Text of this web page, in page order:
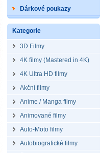
Dárkové poukazy
Kategorie
3D Filmy
4K filmy (Mastered in 4K)
4K Ultra HD filmy
Akční filmy
Anime / Manga filmy
Animované filmy
Auto-Moto filmy
Autobiografické filmy